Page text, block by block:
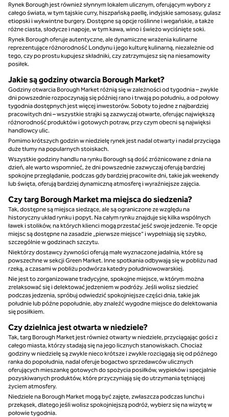
Rynek Borough jest również słynnym lokalem ulicznym, oferującym wybory z
całego świata, w tym tajskie curry, hiszpańską paellę, indyjskie samosasy, gulasz
etiopski i wykwintne burgery. Dostępne są opcje roślinne i wegańskie, a także
różne ciasta, słodycze i napoje, w tym kawa, wino i świeżo wyciśnięte soki.
Rynek Borough oferuje autentyczne, ale dynamiczne wrażenia kulinarne
reprezentujące różnorodność Londynu i jego kulturę kulinarną, niezależnie od
tego, czy po prostu kupujesz składniki, czy zatrzymujesz się na niesamowity
posiłek.
Jakie są godziny otwarcia Borough Market?
Godziny otwarcia Borough Market różnią się w zależności od tygodnia – zwykle
dni powszednie rozpoczynają się później rano i trwają po południu, a od połowy
tygodnia dostępnych jest więcej inwestorów. Soboty to jedne z najbardziej
pracowitych dni – wszystkie strajki są zazwyczaj otwarte, oferując największą
różnorodność produktów i gotowych potraw, przy czym obecni są najwięksi
handlowcy ulic.
Pomimo krótszych godzin w niedzielę rynek jest nadal otwarty i nadal przyciąga
duże tłumy na popularnych stoiskach.
Wszystkie godziny handlu na rynku Borough są dość zróżnicowane z dnia na
dzień, ale warto wspomnieć, że dni powszednie zazwyczaj oferują bardziej
spokojne przeglądanie, podczas gdy bardziej pracowite dni, takie jak weekendy
lub święta, oferują bardziej dynamiczną atmosferę i wyraźniejsze zajęcia.
Czy targ Borough Market ma miejsca do siedzenia?
Tak, dostępne są miejsca siedzące, ale są ograniczone ze względu na
historyczny układ rynku i popyt. Na całym rynku znajduje się kilka wspólnych
ławek i stolików, na których klienci mogą przestać jeść swoje jedzenie. Te opcje
miejsc są dostępne na zasadzie „pierwsze miejsce” i wypełniają się szybko,
szczególnie w godzinach szczytu.
Niektórzy dostawcy żywności oferują małe wyznaczone jadalnia, które są
powszechne w sekcji Green Market. Inne spotkania odbywają się w pobliżu nad
rzeką, a czasami w pobliżu podwórza katedry południowowarskiej.
Nie jest to zorganizowane tradycyjne, spokojne miejsce, w którym można
zrelaksować się i delektować jedzeniem w podróży. Jeśli wolisz siedzieć
podczas jedzenia, spróbuj odwiedzić spokojniejsze części dnia, takie jak
południe lub późne popołudnie, aby znaleźć wygodne miejsce do delektowania
się posiłkiem.
Czy dzielnica jest otwarta w niedziele?
Tak, targ Borough Market jest również otwarty w niedziele, przyciągając gości z
całego miasta, którzy stadają się na jego licznych stanowiskach. Chociaż
godziny w niedzielę są zwykle nieco krótsze i zwykle rozciągają się od późnego
ranka do popołudnia, nadal oferuje bogactwo sprzedawców ulicznych
oferujących mieszankę gotowych do spożycia posiłków, wypieków i specjalnie
pozyskiwanych produktów, które przyczyniają się do utrzymania tętniącej
życiem atmosfery.
Niedziele na Borough Market mogą być zajęte, zwłaszcza podczas lunchu i
przekąsek, dlatego jeśli wolisz spokojniejszą podróż, wybierz się na wizytę w
połowie tygodnia.